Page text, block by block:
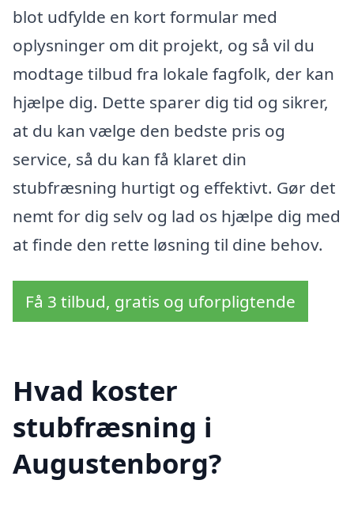
blot udfylde en kort formular med
oplysninger om dit projekt, og så vil du
modtage tilbud fra lokale fagfolk, der kan
hjælpe dig. Dette sparer dig tid og sikrer,
at du kan vælge den bedste pris og
service, så du kan få klaret din
stubfræsning hurtigt og effektivt. Gør det
nemt for dig selv og lad os hjælpe dig med
at finde den rette løsning til dine behov.
Få 3 tilbud, gratis og uforpligtende
Hvad koster
stubfræsning i
Augustenborg?